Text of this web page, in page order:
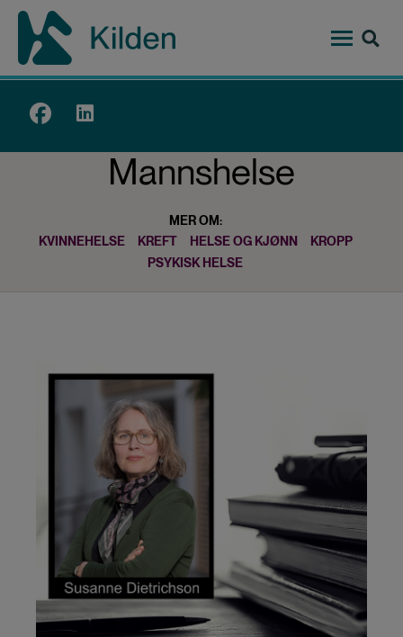
Hopp
hovedinnhold
Top
Mannshelse
MER OM:
KVINNEHELSE
KREFT HELSE OG KJØNN
KROPP
PSYKISK HELSE